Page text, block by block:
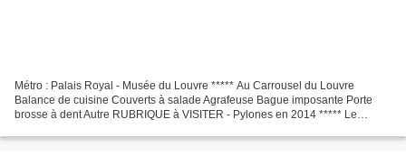
Métro : Palais Royal - Musée du Louvre ***** Au Carrousel du Louvre
Balance de cuisine Couverts à salade Agrafeuse Bague imposante Porte
brosse à dent Autre RUBRIQUE à VISITER - Pylones en 2014 ***** Le